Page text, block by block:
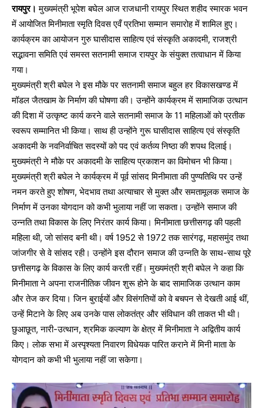
रायपुर। मुख्यमंत्री भूपेश बघेल आज राजधानी रायपुर स्थित शहीद स्मारक भवन
में आयोजित मिनीमाता स्मृति दिवस एवँ प्रतिभा सम्मान समारोह में शामिल हुए।
कार्यक्रम का आयोजन गुरु घासीदास साहित्य एवं संस्कृति अकादमी, राजश्री
सद्भावना समिति एवं समस्त सतनामी समाज रायपुर के संयुक्त तत्वाधान में किया
गया।
मुख्यमंत्री श्री बघेल ने इस मौके पर सतनामी समाज बहुल हर विकासखण्ड में
मॉडल जैतखाम के निर्माण की घोषणा की। उन्होंने कार्यक्रम में सामाजिक उत्थान
की दिशा में उत्कृष्ट कार्य करने वाले सतनामी समाज के 11 महिलाओं को प्रतीक
स्वरूप सम्मानित भी किया। साथ ही उन्होंने गुरू घासीदास साहित्य एवं संस्कृति
अकादमी के नवनिर्वाचित सदस्यों को पद एवं कर्तव्य निष्ठा की शपथ दिलाई।
मुख्यमंत्री ने मौके पर अकादमी के साहित्य प्रकाशन का विमोचन भी किया।
मुख्यमंत्री श्री बघेल ने कार्यक्रम में पूर्व सांसद मिनीमाता की पुण्यतिथि पर उन्हें
नमन करते हुए शोषण, भेदभाव तथा अत्याचार से मुक्त और समतामूलक समाज के
निर्माण में उनका योगदान को कभी भुलाया नहीं जा सकता। उन्होंने समाज की
उन्नति तथा विकास के लिए निरंतर कार्य किया। मिनीमाता छत्तीसगढ़ की पहली
महिला थी, जो सांसद बनी थी। वर्ष 1952 से 1972 तक सारंगढ़, महासमुंद तथा
जांजगीर से वे सांसद रही। उन्होंने इस दौरान समाज की उन्नति के साथ-साथ पूरे
छत्तीसगढ़ के विकास के लिए कार्य करती रहीं। मुख्यमंत्री श्री बघेल ने कहा कि
मिनीमाता ने अपना राजनीतिक जीवन शुरू होने के बाद सामाजिक उत्थान काम
और तेज कर दिया। जिन बुराईयों और विसंगतियों को वे बचपन से देखती आई थीं,
उन्हें मिटाने के लिए अब उनके पास लोकतंत्र और संविधान की ताकत भी थी।
छुआछूत, नारी-उत्थान, श्रमिक कल्याण के क्षेत्र में मिनीमाता ने अद्वितीय कार्य
किए। लोक सभा में अस्पृश्यता निवारण विधेयक पारित कराने में मिनी माता के
योगदान को कभी भी भुलाया नहीं जा सकेगा।